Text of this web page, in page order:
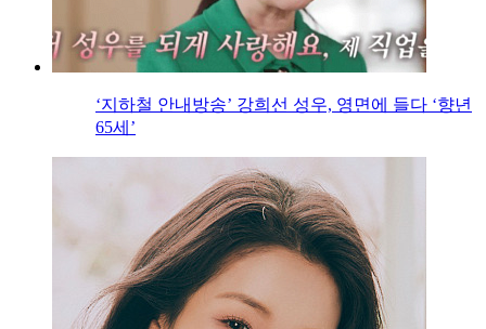
‘지하철 안내방송’ 강희선 성우, 영면에 들다 ‘향년
65세’